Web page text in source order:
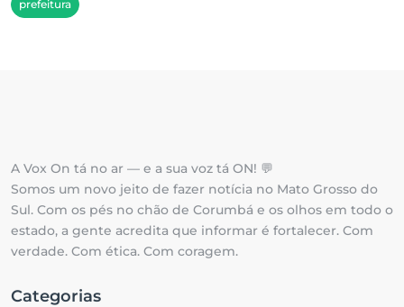
prefeitura
A Vox On tá no ar — e a sua voz tá ON! 💬
Somos um novo jeito de fazer notícia no Mato Grosso do
Sul. Com os pés no chão de Corumbá e os olhos em todo o
estado, a gente acredita que informar é fortalecer. Com
verdade. Com ética. Com coragem.
Categorias